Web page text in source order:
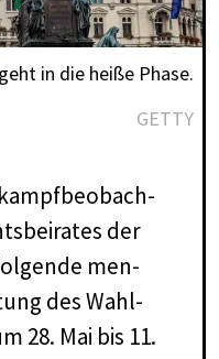
in die heiße Phase.
GETTY
der
men­
des Wahl­
28. Mai bis 11.